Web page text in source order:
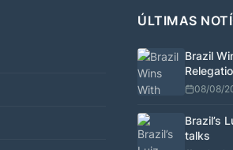
ÚLTIMAS
Brazil
08/08/
Brazil’s
talks